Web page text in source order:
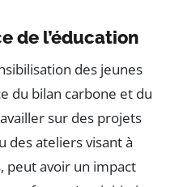
de l’éducation
des jeunes
du bilan carbone et du
sur des projets
des ateliers visant à
peut avoir un impact